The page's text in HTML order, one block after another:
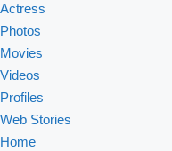
Actress
Photos
Movies
Videos
Profiles
Web Stories
Home